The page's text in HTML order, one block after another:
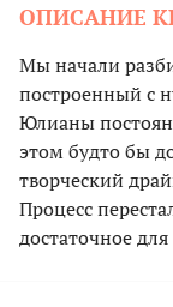
ОПИСАНИЕ
Мы начали
построенный с
Юлианы
этом будто бы
творческий
Процесс
достаточное